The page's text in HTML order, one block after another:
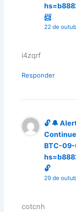
📨
22 de
i4zqrf
Responder
🔓 🔔
BTC-
🔓
29 de
cotcnh